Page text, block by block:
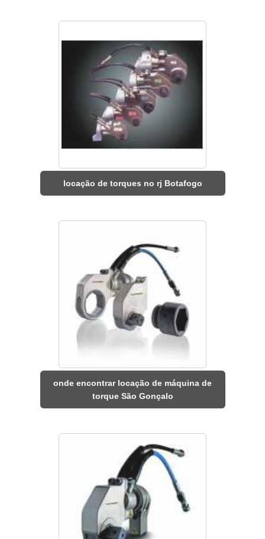
locação de torques no rj Botafogo
onde encontrar locação de máquina de
torque São Gonçalo